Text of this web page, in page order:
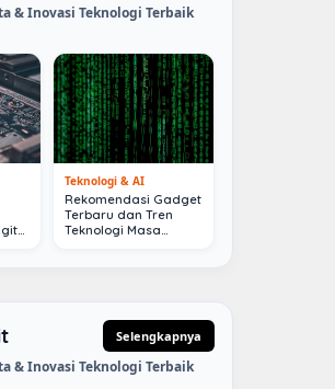
& Inovasi Teknologi Terbaik
Teknologi & AI
Rekomendasi Gadget
Terbaru dan Tren
Teknologi Masa
Selengkapnya
& Inovasi Teknologi Terbaik